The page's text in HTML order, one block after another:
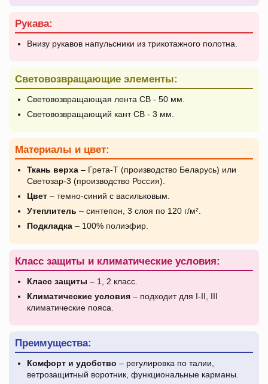
Рукава:
Внизу рукавов напульсники из трикотажного полотна.
Световозвращающие элементы:
Световозвращающая лента СВ - 50 мм.
Световозвращающий кант СВ - 3 мм.
Материалы и цвет:
Ткань верха – Грета-Т (производство Беларусь) или
Светозар-3 (производство Россия).
Цвет – темно-синий с васильковым.
Утеплитель – синтепон, 3 слоя по 120 г/м².
Подкладка – 100% полиэфир.
Класс защиты и климатические условия:
Класс защиты – 1, 2 класс.
Климатические условия – подходит для I-II, III
климатические пояса.
Преимущества:
Комфорт и удобство – регулировка по талии,
ветрозащитный воротник, функциональные карманы.